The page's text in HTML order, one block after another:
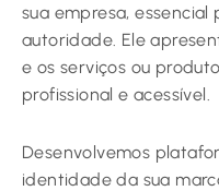
sua empresa,
autoridade. Ele
e os serviços ou
profissional e acessível.
Desenvolvemos
identidade da sua